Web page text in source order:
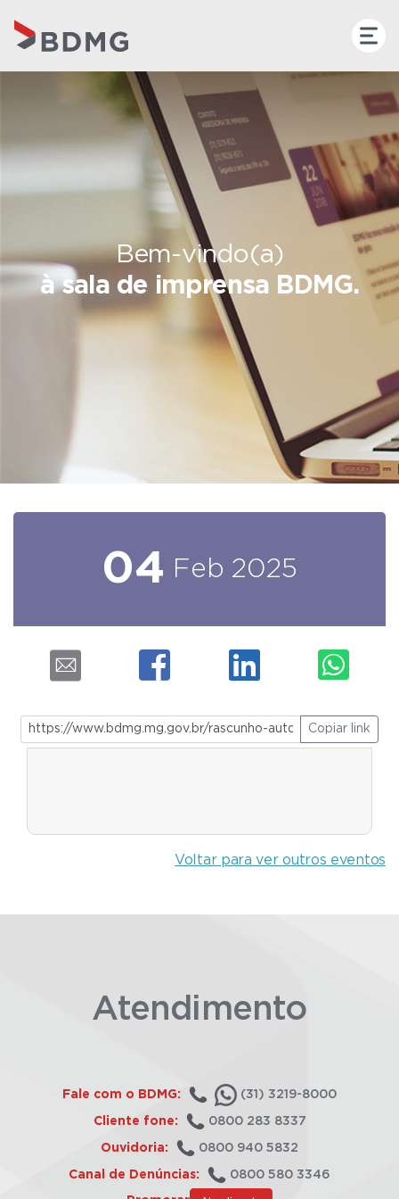
Bem-vindo(a)
à sala de imprensa BDMG.
04 Feb 2025
Copiar link
Voltar para ver outros eventos
Atendimento
Fale com o BDMG: (31) 3219-8000
Cliente fone: 0800 283 8337
Ouvidoria: 0800 940 5832
Canal de Denúncias: 0800 580 3346